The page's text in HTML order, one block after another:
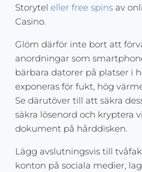
Storyteleller free spins av
Casino.
Glöm därför inte bort att
anordningar som
bärbara datorer på platser i
exponeras för fukt, hög
Se därutöver till att säkra
säkra lösenord och kryptera
dokument på hårddisken.
Lägg avslutningsvis till
konton på sociala medier,